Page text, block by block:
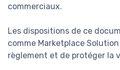
commerciaux.
Les dispositions de ce
comme Marketplace
règlement et de protéger la